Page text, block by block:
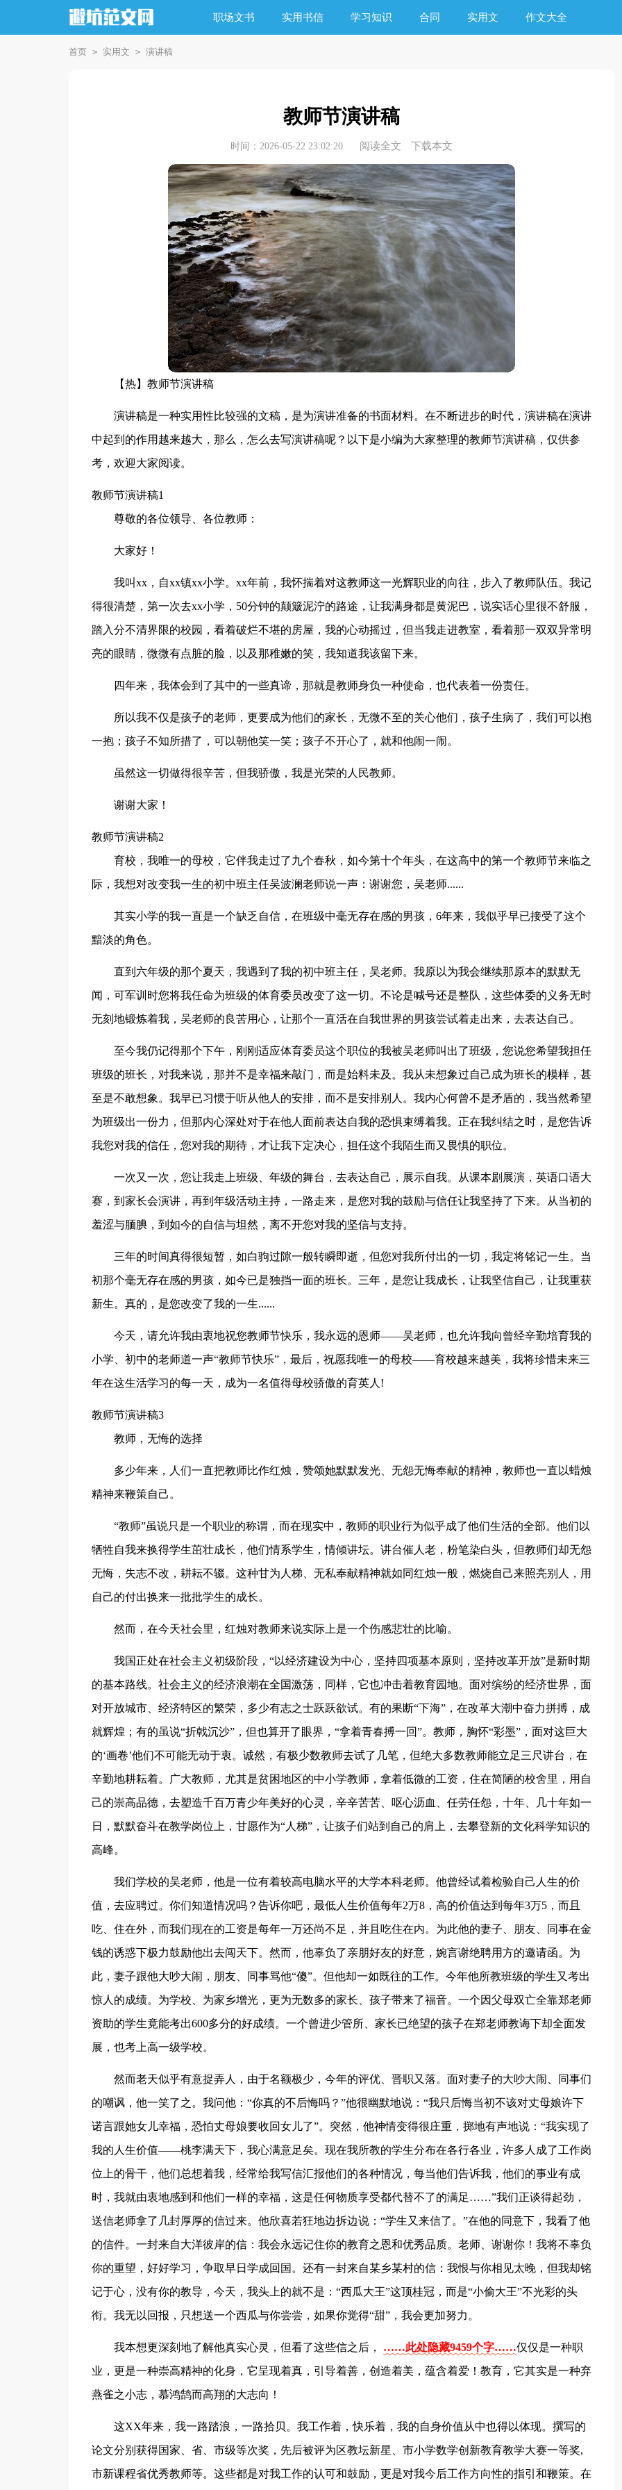
职场文书 实用书信 学习知识 合同 实用文 作文大全
首页 > 实用文 > 演讲稿
教师节演讲稿
时间：2026-05-22 23:02:20 阅读全文 下载本文
【热】教师节演讲稿
演讲稿是一种实用性比较强的文稿，是为演讲准备的书面材料。在不断进步的时代，演讲稿在演讲
中起到的作用越来越大，那么，怎么去写演讲稿呢？以下是小编为大家整理的教师节演讲稿，仅供参
考，欢迎大家阅读。
教师节演讲稿1
尊敬的各位领导、各位教师：
大家好！
我叫xx，自xx镇xx小学。xx年前，我怀揣着对这教师这一光辉职业的向往，步入了教师队伍。我记
得很清楚，第一次去xx小学，50分钟的颠簸泥泞的路途，让我满身都是黄泥巴，说实话心里很不舒服，
踏入分不清界限的校园，看着破烂不堪的房屋，我的心动摇过，但当我走进教室，看着那一双双异常明
亮的眼睛，微微有点脏的脸，以及那稚嫩的笑，我知道我该留下来。
四年来，我体会到了其中的一些真谛，那就是教师身负一种使命，也代表着一份责任。
所以我不仅是孩子的老师，更要成为他们的家长，无微不至的关心他们，孩子生病了，我们可以抱
一抱；孩子不知所措了，可以朝他笑一笑；孩子不开心了，就和他闹一闹。
虽然这一切做得很辛苦，但我骄傲，我是光荣的人民教师。
谢谢大家！
教师节演讲稿2
育校，我唯一的母校，它伴我走过了九个春秋，如今第十个年头，在这高中的第一个教师节来临之
际，我想对改变我一生的初中班主任吴波澜老师说一声：谢谢您，吴老师......
其实小学的我一直是一个缺乏自信，在班级中毫无存在感的男孩，6年来，我似乎早已接受了这个
黯淡的角色。
直到六年级的那个夏天，我遇到了我的初中班主任，吴老师。我原以为我会继续那原本的默默无
闻，可军训时您将我任命为班级的体育委员改变了这一切。不论是喊号还是整队，这些体委的义务无时
无刻地锻炼着我，吴老师的良苦用心，让那个一直活在自我世界的男孩尝试着走出来，去表达自己。
至今我仍记得那个下午，刚刚适应体育委员这个职位的我被吴老师叫出了班级，您说您希望我担任
班级的班长，对我来说，那并不是幸福来敲门，而是始料未及。我从未想象过自己成为班长的模样，甚
至是不敢想象。我早已习惯于听从他人的安排，而不是安排别人。我内心何曾不是矛盾的，我当然希望
为班级出一份力，但那内心深处对于在他人面前表达自我的恐惧束缚着我。正在我纠结之时，是您告诉
我您对我的信任，您对我的期待，才让我下定决心，担任这个我陌生而又畏惧的职位。
一次又一次，您让我走上班级、年级的舞台，去表达自己，展示自我。从课本剧展演，英语口语大
赛，到家长会演讲，再到年级活动主持，一路走来，是您对我的鼓励与信任让我坚持了下来。从当初的
羞涩与腼腆，到如今的自信与坦然，离不开您对我的坚信与支持。
三年的时间真得很短暂，如白驹过隙一般转瞬即逝，但您对我所付出的一切，我定将铭记一生。当
初那个毫无存在感的男孩，如今已是独挡一面的班长。三年，是您让我成长，让我坚信自己，让我重获
新生。真的，是您改变了我的一生......
今天，请允许我由衷地祝您教师节快乐，我永远的恩师——吴老师，也允许我向曾经辛勤培育我的
小学、初中的老师道一声“教师节快乐”，最后，祝愿我唯一的母校——育校越来越美，我将珍惜未来三
年在这生活学习的每一天，成为一名值得母校骄傲的育英人!
教师节演讲稿3
教师，无悔的选择
多少年来，人们一直把教师比作红烛，赞颂她默默发光、无怨无悔奉献的精神，教师也一直以蜡烛
精神来鞭策自己。
“教师”虽说只是一个职业的称谓，而在现实中，教师的职业行为似乎成了他们生活的全部。他们以
牺牲自我来换得学生茁壮成长，他们情系学生，情倾讲坛。讲台催人老，粉笔染白头，但教师们却无怨
无悔，失志不改，耕耘不辍。这种甘为人梯、无私奉献精神就如同红烛一般，燃烧自己来照亮别人，用
自己的付出换来一批批学生的成长。
然而，在今天社会里，红烛对教师来说实际上是一个伤感悲壮的比喻。
我国正处在社会主义初级阶段，“以经济建设为中心，坚持四项基本原则，坚持改革开放”是新时期
的基本路线。社会主义的经济浪潮在全国激荡，同样，它也冲击着教育园地。面对缤纷的经济世界，面
对开放城市、经济特区的繁荣，多少有志之士跃跃欲试。有的果断“下海”，在改革大潮中奋力拼搏，成
就辉煌；有的虽说“折戟沉沙”，但也算开了眼界，“拿着青春搏一回”。教师，胸怀“彩墨”，面对这巨大
的‘画卷’他们不可能无动于衷。诚然，有极少数教师去试了几笔，但绝大多数教师能立足三尺讲台，在
辛勤地耕耘着。广大教师，尤其是贫困地区的中小学教师，拿着低微的工资，住在简陋的校舍里，用自
己的崇高品德，去塑造千百万青少年美好的心灵，辛辛苦苦、呕心沥血、任劳任怨，十年、几十年如一
日，默默奋斗在教学岗位上，甘愿作为“人梯”，让孩子们站到自己的肩上，去攀登新的文化科学知识的
高峰。
我们学校的吴老师，他是一位有着较高电脑水平的大学本科老师。他曾经试着检验自己人生的价
值，去应聘过。你们知道情况吗？告诉你吧，最低人生价值每年2万8，高的价值达到每年3万5，而且
吃、住在外，而我们现在的工资是每年一万还尚不足，并且吃住在内。为此他的妻子、朋友、同事在金
钱的诱惑下极力鼓励他出去闯天下。然而，他辜负了亲朋好友的好意，婉言谢绝聘用方的邀请函。为
此，妻子跟他大吵大闹，朋友、同事骂他“傻”。但他却一如既往的工作。今年他所教班级的学生又考出
惊人的成绩。为学校、为家乡增光，更为无数多的家长、孩子带来了福音。一个因父母双亡全靠郑老师
资助的学生竟能考出600多分的好成绩。一个曾进少管所、家长已绝望的孩子在郑老师教诲下却全面发
展，也考上高一级学校。
然而老天似乎有意捉弄人，由于名额极少，今年的评优、晋职又落。面对妻子的大吵大闹、同事们
的嘲讽，他一笑了之。我问他：“你真的不后悔吗？”他很幽默地说：“我只后悔当初不该对丈母娘许下
诺言跟她女儿幸福，恐怕丈母娘要收回女儿了”。突然，他神情变得很庄重，掷地有声地说：“我实现了
我的人生价值——桃李满天下，我心满意足矣。现在我所教的学生分布在各行各业，许多人成了工作岗
位上的骨干，他们总想着我，经常给我写信汇报他们的各种情况，每当他们告诉我，他们的事业有成
时，我就由衷地感到和他们一样的幸福，这是任何物质享受都代替不了的满足……”我们正谈得起劲，
送信老师拿了几封厚厚的信过来。他欣喜若狂地边拆边说：“学生又来信了。”在他的同意下，我看了他
的信件。一封来自大洋彼岸的信：我会永远记住你的教育之恩和优秀品质。老师、谢谢你！我将不辜负
你的重望，好好学习，争取早日学成回国。还有一封来自某乡某村的信：我恨与你相见太晚，但我却铭
记于心，没有你的教导，今天，我头上的就不是：“西瓜大王”这顶桂冠，而是“小偷大王”不光彩的头
衔。我无以回报，只想送一个西瓜与你尝尝，如果你觉得“甜”，我会更加努力。
我本想更深刻地了解他真实心灵，但看了这些信之后， ……此处隐藏9459个字……仅仅是一种职
业，更是一种崇高精神的化身，它呈现着真，引导着善，创造着美，蕴含着爱！教育，它其实是一种弃
燕雀之小志，慕鸿鹄而高翔的大志向！
这XX年来，我一路踏浪，一路拾贝。我工作着，快乐着，我的自身价值从中也得以体现。撰写的
论文分别获得国家、省、市级等次奖，先后被评为区教坛新星、市小学数学创新教育教学大赛一等奖,
市新课程省优秀教师等。这些都是对我工作的认可和鼓励，更是对我今后工作方向性的指引和鞭策。在